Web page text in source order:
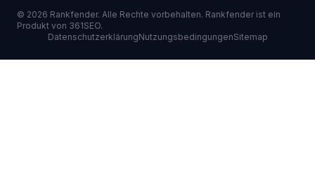
© 2026 Rankfender. Alle Rechte vorbehalten. Rankfender ist ein
Produkt von 361SEO.
DatenschutzerklärungNutzungsbedingungenSitemap